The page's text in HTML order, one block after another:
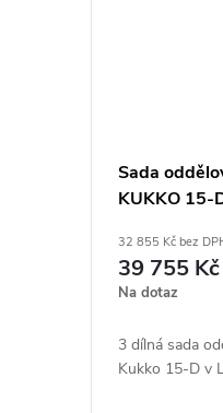
Sada
KUKKO 15-
32 855 Kč bez
39 755
Na dotaz
3 dílná sada
Kukko 15-D v